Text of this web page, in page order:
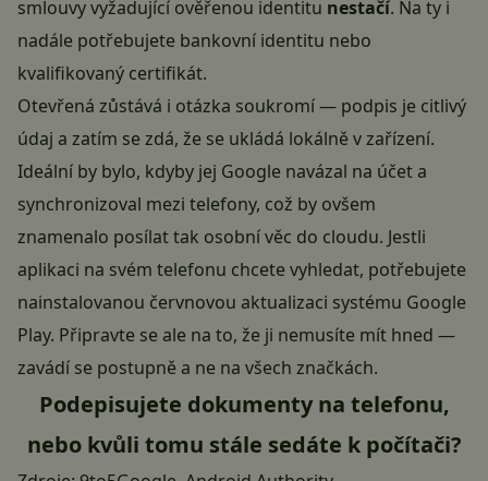
smlouvy vyžadující ověřenou identitu nestačí. Na ty i
nadále potřebujete bankovní identitu nebo
kvalifikovaný certifikát.
Otevřená zůstává i otázka soukromí — podpis je citlivý
údaj a zatím se zdá, že se ukládá lokálně v zařízení.
Ideální by bylo, kdyby jej Google navázal na účet a
synchronizoval mezi telefony, což by ovšem
znamenalo posílat tak osobní věc do cloudu. Jestli
aplikaci na svém telefonu chcete vyhledat, potřebujete
nainstalovanou červnovou aktualizaci systému Google
Play. Připravte se ale na to, že ji nemusíte mít hned —
zavádí se postupně a ne na všech značkách.
Podepisujete dokumenty na telefonu,
nebo kvůli tomu stále sedáte k počítači?